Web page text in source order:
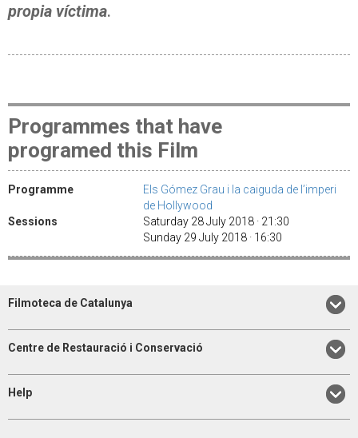
propia víctima.
Programmes that have
programed this Film
Programme
Els Gómez Grau i la caiguda de l’imperi
de Hollywood
Sessions
Saturday 28 July 2018 · 21:30
Sunday 29 July 2018 · 16:30
Filmoteca de Catalunya
Centre de Restauració i Conservació
Help